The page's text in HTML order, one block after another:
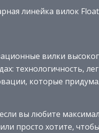
линейка вилок
вилки
технологичность,
которые
вы любите
просто хотите,